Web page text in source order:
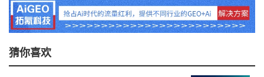
猜你喜欢